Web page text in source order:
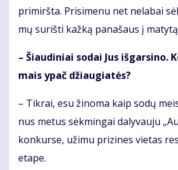
pri­mirš­ta. Pri­si­me­nu net ne­la­bai
mų su­riš­ti kaž­ką pa­na­šaus į
– Šiau­di­niai so­dai Jus iš­gar­si­no.
mais ypač džiau­gia­tės?
– Tik­rai, esu ži­no­ma kaip so­dų
nus me­tus sėk­min­gai da­ly­vau­ju
kon­kur­se, už­imu pri­zi­nes vie­tas
eta­pe.